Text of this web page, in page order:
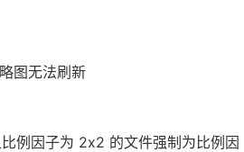
图无法刷新
例因子为 2x2 的文件强制为比例因